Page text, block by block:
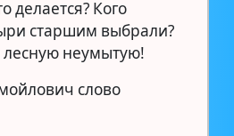
делается? Кого
старшим выбрали?
неумытую!
слово